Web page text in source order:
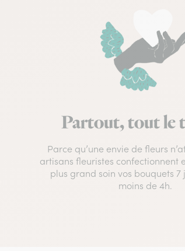
Partout, tout le
Parce qu’une envie de fleurs
artisans fleuristes confectionnent
plus grand soin vos bouquets 7
moins de 4h.